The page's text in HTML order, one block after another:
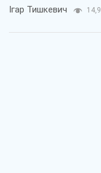
Ігар Тишкевич